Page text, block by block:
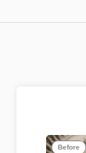
Before